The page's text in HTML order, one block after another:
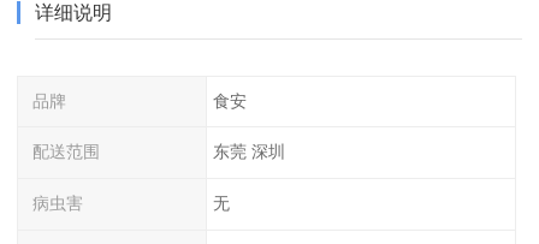
详细说明
品牌 食安
配送范围 东莞 深圳
病虫害 无